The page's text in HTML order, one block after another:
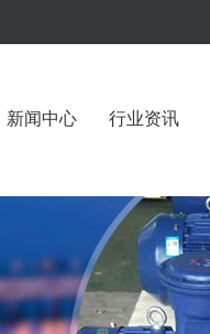
新闻中心 行业资讯